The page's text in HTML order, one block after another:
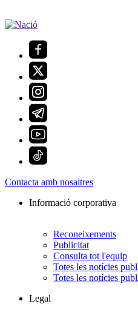
Contacta amb nosaltres
Informació corporativa
Reconeixements
Publicitat
Consulta tot l'equip
Totes les notícies
Totes les notícies
Legal